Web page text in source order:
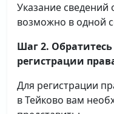
Указание сведений
возможно в одной
Шаг 2. Обратитесь
регистрации
Для регистрации
в Тейково вам